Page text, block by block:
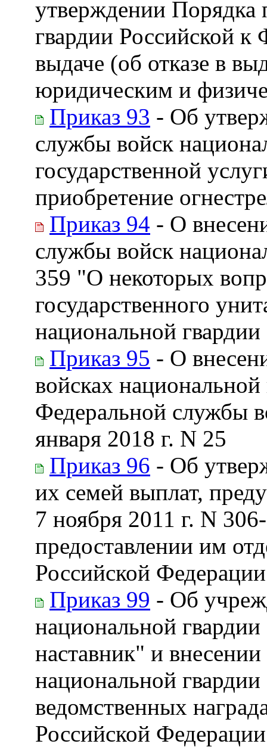
утверждении Порядка
гвардии Российской
выдаче (об отказе в
юридическим и
Приказ 93 - Об
службы войск
государственной
приобретение
Приказ 94 - О
службы войск
359 "О некоторых
государственного
национальной
Приказ 95 - О
войсках
Федеральной службы
января 2018 г. N 25
Приказ 96 - Об
их семей выплат,
7 ноября 2011 г. N
предоставлении им
Российской Федерации
Приказ 99 - Об
национальной
наставник" и
национальной
ведомственных
Российской